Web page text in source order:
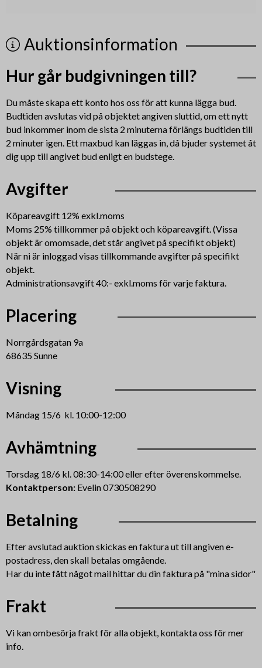
Auktionsinformation
Hur går budgivningen till?
Du måste skapa ett konto hos oss för att kunna lägga bud.
Budtiden avslutas vid på objektet angiven sluttid, om ett nytt
bud inkommer inom de sista 2 minuterna förlängs budtiden till
2 minuter igen. Ett maxbud kan läggas in, då bjuder systemet åt
dig upp till angivet bud enligt en budstege.
Avgifter
Köpareavgift 12% exkl.moms
Moms 25% tillkommer på objekt och köpareavgift. (Vissa
objekt är omomsade, det står angivet på specifikt objekt)
När ni är inloggad visas tillkommande avgifter på specifikt
objekt.
Administrationsavgift 40:- exkl.moms för varje faktura.
Placering
Norrgårdsgatan 9a
68635 Sunne
Visning
Måndag 15/6 kl. 10:00-12:00
Avhämtning
Torsdag 18/6 kl. 08:30-14:00 eller efter överenskommelse.
Kontaktperson:Evelin 0730508290
Betalning
Efter avslutad auktion skickas en faktura ut till angiven e-
postadress, den skall betalas omgående.
Har du inte fått något mail hittar du din faktura på "mina sidor"
Frakt
Vi kan ombesörja frakt för alla objekt, kontakta oss för mer
info.